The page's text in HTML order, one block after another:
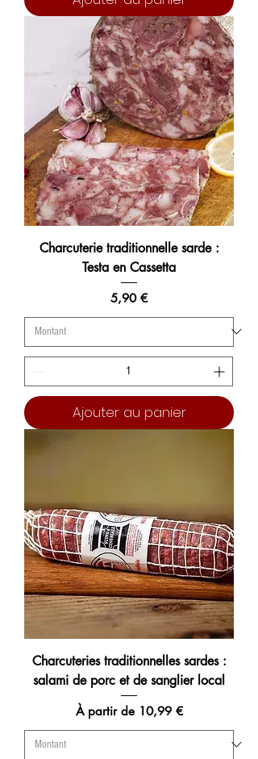
Charcuterie traditionnelle sarde :
Testa en Cassetta
Prix
5,90 €
Ajouter au panier
Charcuteries traditionnelles sardes :
salami de porc et de sanglier local
À partir de 10,99 €
Prix promotionnel